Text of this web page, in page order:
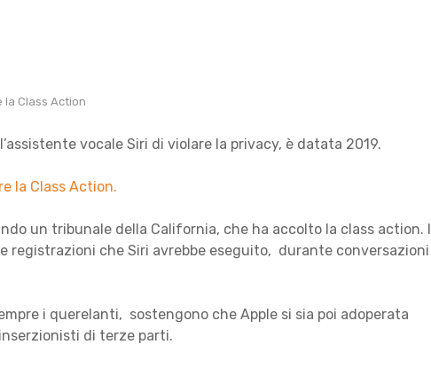
la Class Action
vocale Siri di violare la privacy, è datata 2019.
la Class Action.
un tribunale della California, che ha accolto la class action. I
registrazioni che Siri avrebbe eseguito, durante conversazioni
i querelanti, sostengono che Apple si sia poi adoperata
di terze parti.